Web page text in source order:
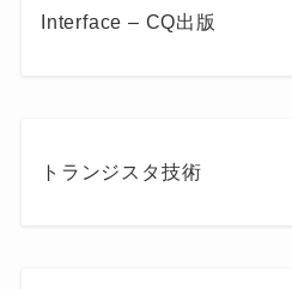
Interface – CQ出版
トランジスタ技術